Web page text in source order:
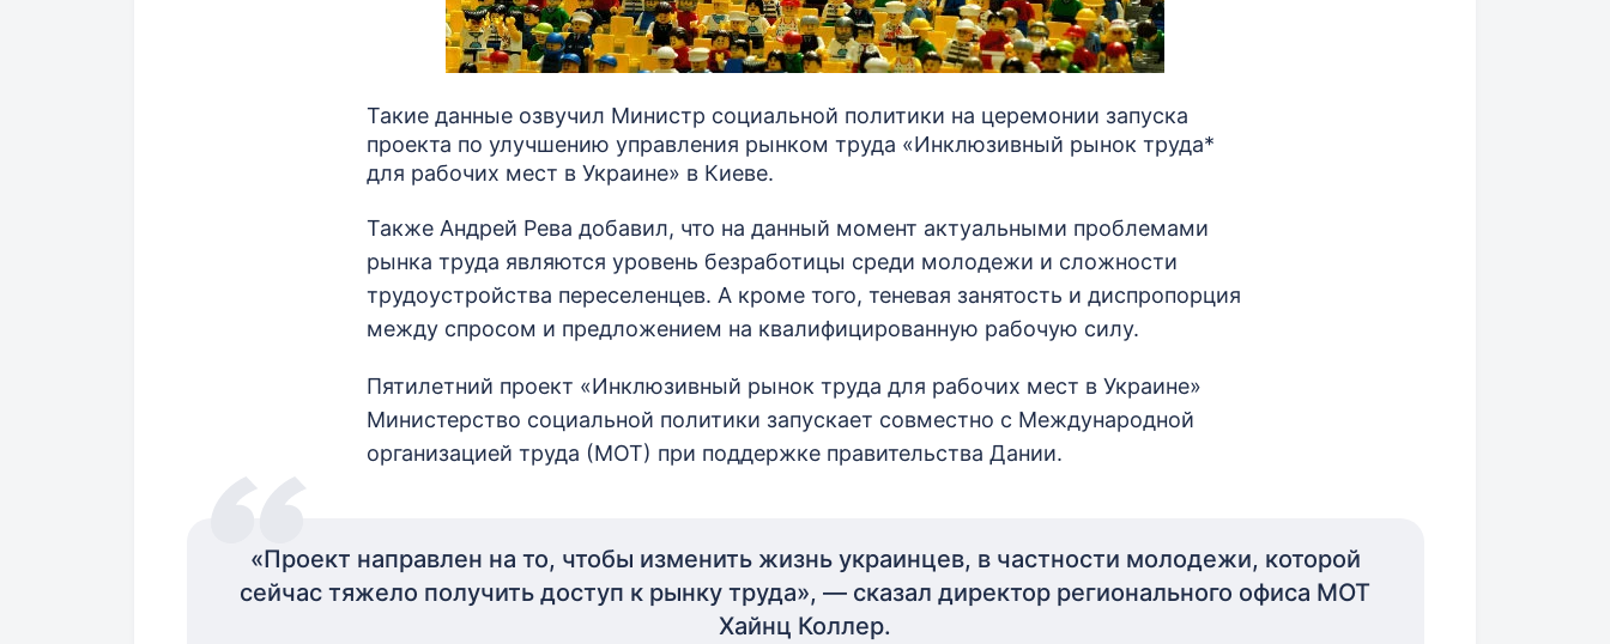
Такие данные озвучил Министр социальной политики на церемонии запуска
проекта по улучшению управления рынком труда «Инклюзивный рынок труда*
для рабочих мест в Украине» в Киеве.
Также Андрей Рева добавил, что на данный момент актуальными проблемами
рынка труда являются уровень безработицы среди молодежи и сложности
трудоустройства переселенцев. А кроме того, теневая занятость и диспропорция
между спросом и предложением на квалифицированную рабочую силу.
Пятилетний проект «Инклюзивный рынок труда для рабочих мест в Украине»
Министерство социальной политики запускает совместно с Международной
организацией труда (МОТ) при поддержке правительства Дании.
«Проект направлен на то, чтобы изменить жизнь украинцев, в частности молодежи, которой
сейчас тяжело получить доступ к рынку труда», — сказал директор регионального офиса МОТ
Хайнц Коллер.